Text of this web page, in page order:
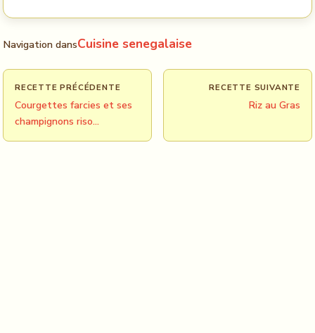
Navigation dansCuisine senegalaise
RECETTE PRÉCÉDENTE
Courgettes farcies et ses
champignons riso…
RECETTE SUIVANTE
Riz au Gras